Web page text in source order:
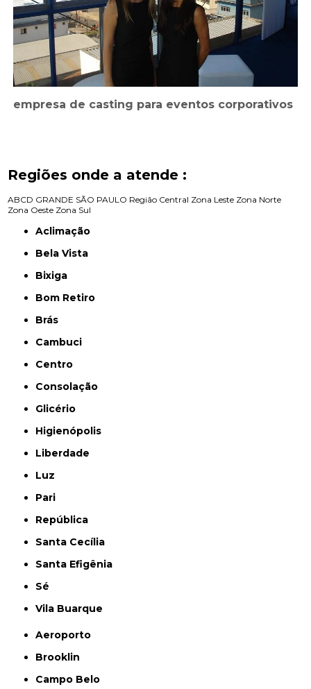
empresa de casting para eventos corporativos
Regiões onde a atende :
ABCD GRANDE SÃO PAULO Região Central Zona Leste Zona Norte
Zona Oeste Zona Sul
Aclimação
Bela Vista
Bixiga
Bom Retiro
Brás
Cambuci
Centro
Consolação
Glicério
Higienópolis
Liberdade
Luz
Pari
República
Santa Cecília
Santa Efigênia
Sé
Vila Buarque
Aeroporto
Brooklin
Campo Belo